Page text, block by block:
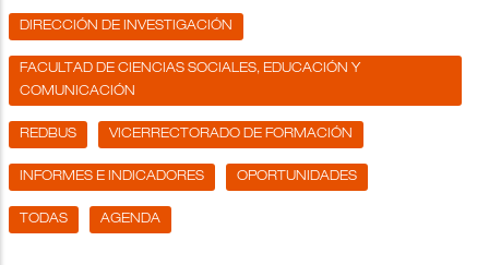
DIRECCIÓN DE INVESTIGACIÓN
FACULTAD DE CIENCIAS SOCIALES, EDUCACIÓN Y
COMUNICACIÓN
REDBUS VICERRECTORADO DE FORMACIÓN
INFORMES E INDICADORES OPORTUNIDADES
TODAS AGENDA